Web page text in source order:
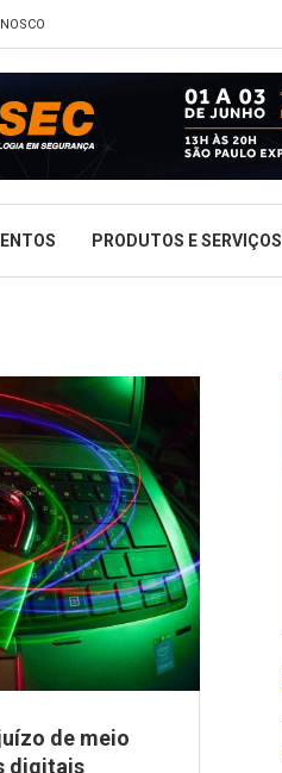
PRODUTOS E SERVIÇOS
de meio
digitais